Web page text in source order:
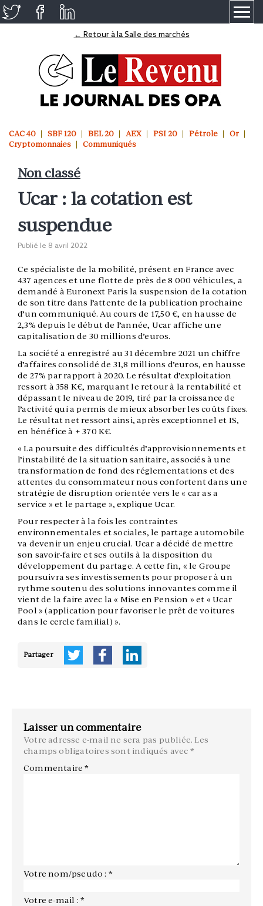
← Retour à la Salle des marchés
CAC 40 SBF 120 BEL 20 AEX PSI 20 Pétrole
Or
Cryptomonnaies
Communiqués
Non classé
Ucar : la cotation est
suspendue
Publié le 8 avril 2022
Ce spécialiste de la mobilité, présent en France avec
437 agences et une flotte de près de 8 000 véhicules, a
demandé à Euronext Paris la suspension de la cotation
de son titre dans l’attente de la publication prochaine
d’un communiqué. Au cours de 17,50 €, en hausse de
2,3% depuis le début de l’année, Ucar affiche une
capitalisation de 30 millions d’euros.
La société a enregistré au 31 décembre 2021 un chiffre
d’affaires consolidé de 31,8 millions d’euros, en hausse
de 27% par rapport à 2020. Le résultat d’exploitation
ressort à 358 K€, marquant le retour à la rentabilité et
dépassant le niveau de 2019, tiré par la croissance de
l’activité qui a permis de mieux absorber les coûts fixes.
Le résultat net ressort ainsi, après exceptionnel et IS,
en bénéfice à + 370 K€.
« La poursuite des difficultés d’approvisionnements et
l’instabilité de la situation sanitaire, associés à une
transformation de fond des réglementations et des
attentes du consommateur nous confortent dans une
stratégie de disruption orientée vers le « car as a
service » et le partage », explique Ucar.
Pour respecter à la fois les contraintes
environnementales et sociales, le partage automobile
va devenir un enjeu crucial. Ucar a décidé de mettre
son savoir-faire et ses outils à la disposition du
développement du partage. A cette fin, « le Groupe
poursuivra ses investissements pour proposer à un
rythme soutenu des solutions innovantes comme il
vient de la faire avec la « Mise en Pension » et « Ucar
Pool » (application pour favoriser le prêt de voitures
dans le cercle familial) ».
Partager
Laisser un commentaire
Votre adresse e-mail ne sera pas publiée. Les
champs obligatoires sont indiqués avec *
Commentaire*
Votre nom/pseudo : *
Votre e-mail : *